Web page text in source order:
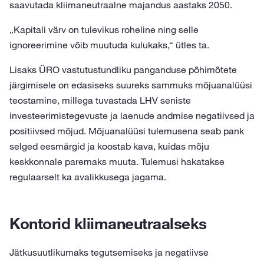
saavutada kliimaneutraalne majandus aastaks 2050.
„Kapitali värv on tulevikus roheline ning selle
ignoreerimine võib muutuda kulukaks,“ ütles ta.
Lisaks ÜRO vastutustundliku panganduse põhimõtete
järgimisele on edasiseks suureks sammuks mõjuanalüüsi
teostamine, millega tuvastada LHV seniste
investeerimistegevuste ja laenude andmise negatiivsed ja
positiivsed mõjud. Mõjuanalüüsi tulemusena seab pank
selged eesmärgid ja koostab kava, kuidas mõju
keskkonnale paremaks muuta. Tulemusi hakatakse
regulaarselt ka avalikkusega jagama.
Kontorid kliimaneutraalseks
Jätkusuutlikumaks tegutsemiseks ja negatiivse